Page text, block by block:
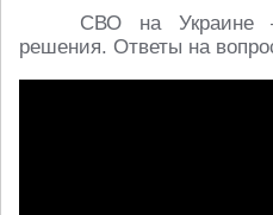
СВО на Украине
решения. Ответы на